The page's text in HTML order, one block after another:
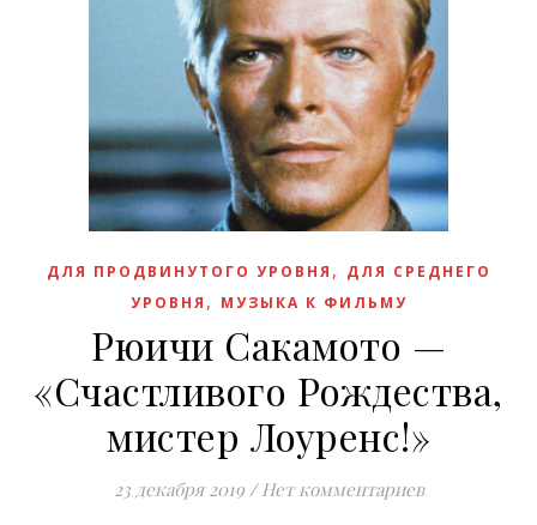
ДЛЯ ПРОДВИНУТОГО УРОВНЯ , ДЛЯ СРЕДНЕГО
УРОВНЯ , МУЗЫКА К ФИЛЬМУ
Рюичи Сакамото —
«Счастливого Рождества,
мистер Лоуренс!»
23 декабря 2019 / Нет комментариев